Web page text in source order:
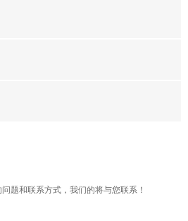
题和联系方式，我们的将与您联系！